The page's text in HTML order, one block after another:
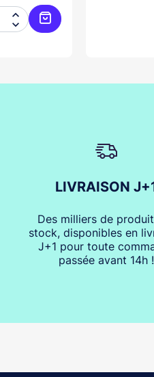


Ajouter au panier
LIVRAISON
Des milliers de
stock, disponibles en
J+1 pour toute
passée avant 14h !